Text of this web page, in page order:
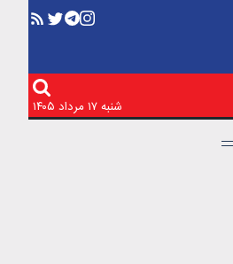
شنبه ۱۷ مرداد ۱۴۰۵